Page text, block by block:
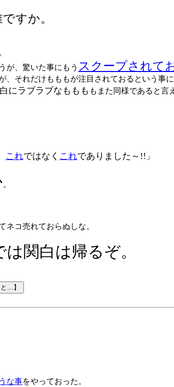
すか。
が、驚いた事にもう スクープされて
それだけもももが注目されておるという事に
にラブラブなももも もまた同様であると言
これではなく これでありました～!! 」
。
コ売れておらぬしな。
は関白は帰るぞ。
な事をやっておった。